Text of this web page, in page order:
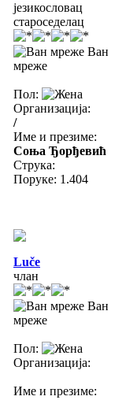
језикословац
староседелац
Ван
мреже
Пол:
Организација:
/
Име и презиме:
Соња Ђорђевић
Струка:
Поруке: 1.404
Luče
члан
Ван
мреже
Пол:
Организација:
Име и презиме: